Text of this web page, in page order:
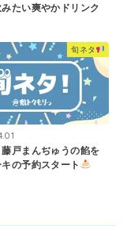
たい爽やかドリンク
旬ネタ
戸まんぢゅうの餡を
の予約スタート